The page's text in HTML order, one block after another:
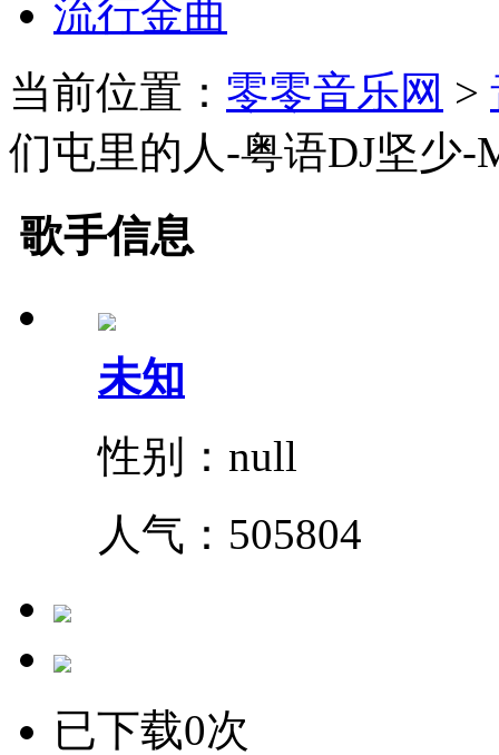
流行金曲
当前位置： 零零音乐网 >
们屯里的人-粤语DJ坚少-
歌手信息
未知
性别：null
人气： 505804
已下载0次